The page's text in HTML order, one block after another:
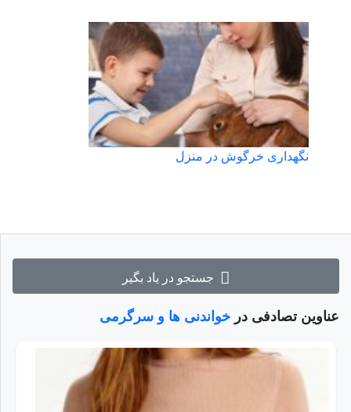
جستجو در یاد بگیر
عناوین تصادفی در خواندنی ها و سرگرمی
نگهداری خرگوش در منزل